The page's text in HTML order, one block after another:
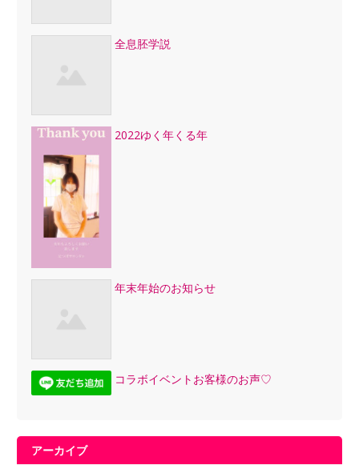
全息胚学説
2022ゆく年くる年
年末年始のお知らせ
コラボイベントお客様のお声♡
アーカイブ